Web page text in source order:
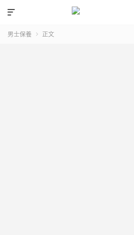

男士保養  正文